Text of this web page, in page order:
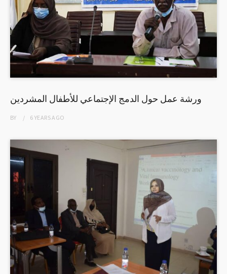
ورشة عمل حول الدمج الإجتماعي للأطفال المشردين
BY 6 YEARSAGO